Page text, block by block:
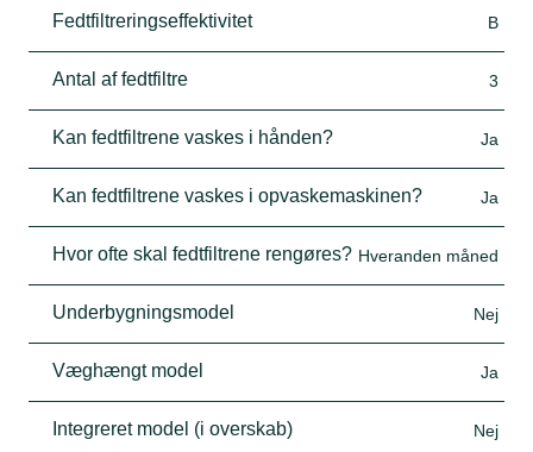
Fedtfiltreringseffektivitet B
Antal af fedtfiltre 3
Kan fedtfiltrene vaskes i hånden? Ja
Kan fedtfiltrene vaskes i opvaskemaskinen? Ja
Hvor ofte skal fedtfiltrene rengøres? Hveranden måned
Underbygningsmodel Nej
Væghængt model Ja
Integreret model (i overskab) Nej